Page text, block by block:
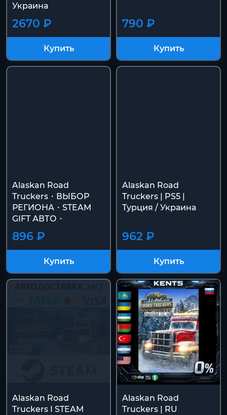
Украина
2670 ₽
Купить
790 ₽
Купить
Alaskan Road
Truckers・ВЫБОР
РЕГИОНА・STEAM
GIFT АВТО・
896 ₽
Купить
Alaskan Road
Truckers | PS5 |
Турция / Украина
962 ₽
Купить
Alaskan Road
Truckers I STEAM
Alaskan Road
Truckers | RU